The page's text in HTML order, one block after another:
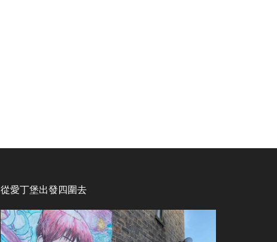
從愛丁堡出發四圍去